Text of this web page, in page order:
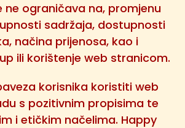
ne ograničava na, promjenu
sadržaja, dostupnosti
načina prijenosa, kao i
ili korištenje web stranicom.
korisnika koristiti web
s pozitivnim propisima te
i etičkim načelima. Happy